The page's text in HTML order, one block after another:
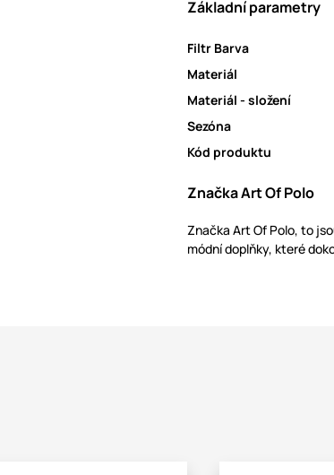
Základní parametry
Filtr Barva
Materiál
Materiál - složení
Sezóna
Kód produktu
Značka Art Of Polo
Značka Art Of Polo, to
módní doplňky, které